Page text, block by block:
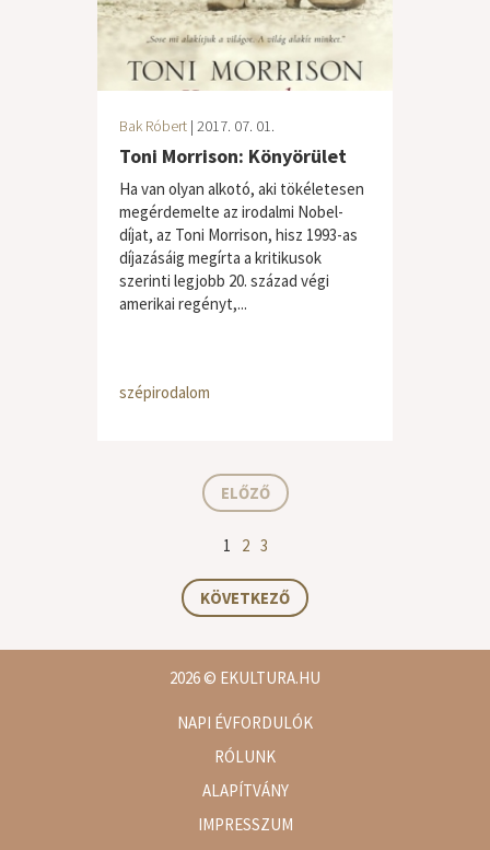
Bak Róbert | 2017. 07. 01.
Toni Morrison: Könyörület
Ha van olyan alkotó, aki tökéletesen
megérdemelte az irodalmi Nobel-
díjat, az Toni Morrison, hisz 1993-as
díjazásáig megírta a kritikusok
szerinti legjobb 20. század végi
amerikai regényt,...
szépirodalom
ELŐZŐ
1 2 3
KÖVETKEZŐ
2026© EKULTURA.HU
NAPI ÉVFORDULÓK
RÓLUNK
ALAPÍTVÁNY
IMPRESSZUM